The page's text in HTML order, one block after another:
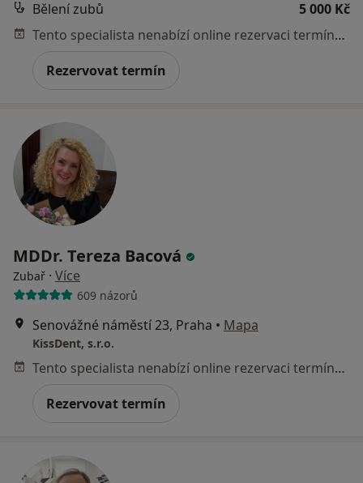
Bělení zubů
5 000 Kč
Tento specialista nenabízí online rezervaci termínu na této adrese.
Rezervovat termín
MDDr. Tereza Bacová
Zubař · Více
609 názorů
Senovážné náměstí 23, Praha • Mapa
KissDent, s.r.o.
Tento specialista nenabízí online rezervaci termínu na této adrese.
Rezervovat termín